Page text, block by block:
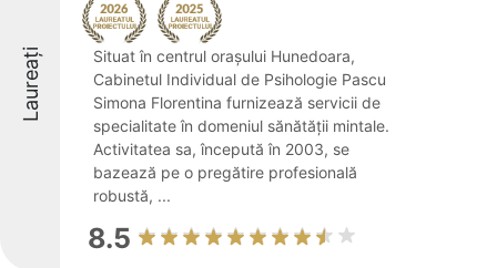
Laureați
Situat în centrul orașului Hunedoara,
Cabinetul Individual de Psihologie Pascu
Simona Florentina furnizează servicii de
specialitate în domeniul sănătății mintale.
Activitatea sa, începută în 2003, se
bazează pe o pregătire profesională
robustă, ...
8.5